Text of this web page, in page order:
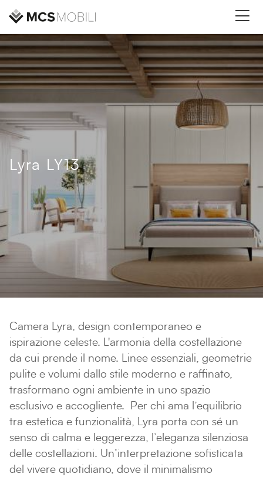
Lyra LY13
Camera Lyra, design contemporaneo e
ispirazione celeste. L'armonia della costellazione
da cui prende il nome. Linee essenziali, geometrie
pulite e volumi dallo stile moderno e raffinato,
trasformano ogni ambiente in uno spazio
esclusivo e accogliente. Per chi ama l’equilibrio
tra estetica e funzionalità, Lyra porta con sé un
senso di calma e leggerezza, l’eleganza silenziosa
delle costellazioni. Un’interpretazione sofisticata
del vivere quotidiano, dove il minimalismo